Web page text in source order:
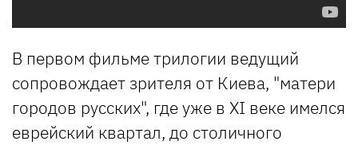
В первом фильме трилогии ведущий
сопровождает зрителя от Киева, "матери
городов русских", где уже в XI веке имелся
еврейский квартал, до столичного